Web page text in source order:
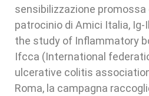
sensibilizzazione promossa
patrocinio di Amici Italia,
the study of Inflammatory
Ifcca (International
ulcerative colitis
Roma, la campagna